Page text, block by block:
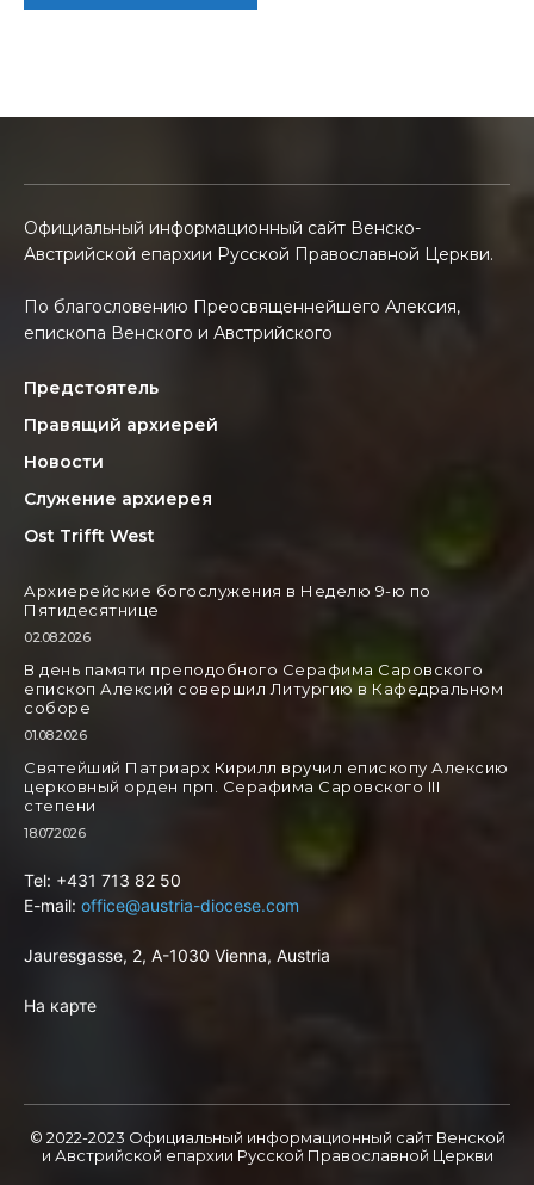
Официальный информационный сайт Венско-
Австрийской епархии Русской Православной Церкви.
По благословению Преосвященнейшего Алексия,
епископа Венского и Австрийского
Предстоятель
Правящий архиерей
Новости
Служение архиерея
Ost Trifft West
Архиерейские богослужения в Неделю 9-ю по
Пятидесятнице
02.08.2026
В день памяти преподобного Серафима Саровского
епископ Алексий совершил Литургию в Кафедральном
соборе
01.08.2026
Святейший Патриарх Кирилл вручил епископу Алексию
церковный орден прп. Серафима Саровского III
степени
18.07.2026
Tel: +431 713 82 50
E-mail: office@austria-diocese.com
Jauresgasse, 2, A-1030 Vienna, Austria
На карте
© 2022-2023 Официальный информационный сайт Венской
и Австрийской епархии Русской Правоcлавной Церкви